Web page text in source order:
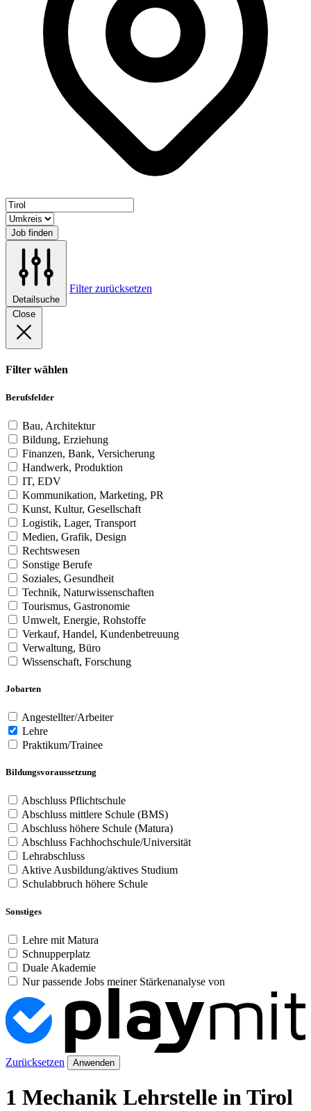
Job finden
Detailsuche
Filter zurücksetzen
Close
Filter wählen
Berufsfelder
Bau, Architektur
Bildung, Erziehung
Finanzen, Bank, Versicherung
Handwerk, Produktion
IT, EDV
Kommunikation, Marketing, PR
Kunst, Kultur, Gesellschaft
Logistik, Lager, Transport
Medien, Grafik, Design
Rechtswesen
Sonstige Berufe
Soziales, Gesundheit
Technik, Naturwissenschaften
Tourismus, Gastronomie
Umwelt, Energie, Rohstoffe
Verkauf, Handel, Kundenbetreuung
Verwaltung, Büro
Wissenschaft, Forschung
Jobarten
Angestellter/Arbeiter
Lehre
Praktikum/Trainee
Bildungsvoraussetzung
Abschluss Pflichtschule
Abschluss mittlere Schule (BMS)
Abschluss höhere Schule (Matura)
Abschluss Fachhochschule/Universität
Lehrabschluss
Aktive Ausbildung/aktives Studium
Schulabbruch höhere Schule
Sonstiges
Lehre mit Matura
Schnupperplatz
Duale Akademie
Nur passende Jobs meiner Stärkenanalyse von
Zurücksetzen Anwenden
1 Mechanik Lehrstelle in Tirol